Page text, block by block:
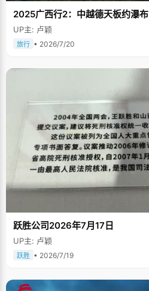
2025广西行2：中越德天板约瀑布
UP主: 卢颖
旅行 • 2026/7/20
跃胜公司2026年7月17日
UP主: 卢颖
跃胜 • 2026/7/19